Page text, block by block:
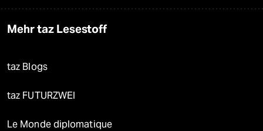
Mehr taz Lesestoff
taz Blogs
taz FUTURZWEI
Le Monde diplomatique